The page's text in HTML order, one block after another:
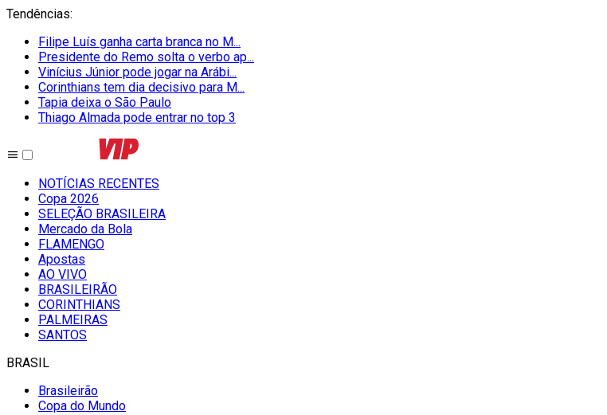
Tendências:
Filipe Luís ganha carta branca no M...
Presidente do Remo solta o verbo ap...
Vinícius Júnior pode jogar na Arábi...
Corinthians tem dia decisivo para M...
Tapia deixa o São Paulo
Thiago Almada pode entrar no top 3
NOTÍCIAS RECENTES
Copa 2026
SELEÇÃO BRASILEIRA
Mercado da Bola
FLAMENGO
Apostas
AO VIVO
BRASILEIRÃO
CORINTHIANS
PALMEIRAS
SANTOS
BRASIL
Brasileirão
Copa do Mundo